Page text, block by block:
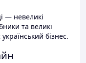
— невеликі
та великі
бізнес.